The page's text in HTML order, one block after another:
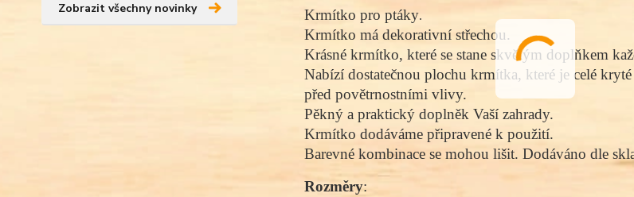
Zobrazit všechny novinky Krmítko pro ptáky.
Krmítko má dekorativní střechou.
Krásné krmítko, které se stane skvělým doplňkem
Nabízí dostatečnou plochu krmítka, které je celé
před povětrnostními vlivy.
Pěkný a praktický doplněk Vaší zahrady.
Krmítko dodáváme připravené k použití.
Barevné kombinace se mohou lišit. Dodáváno dle
Rozměry: